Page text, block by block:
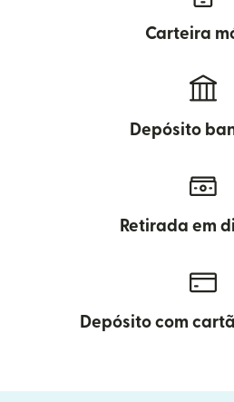
Carteira
Depósito
Retirada em
Depósito com